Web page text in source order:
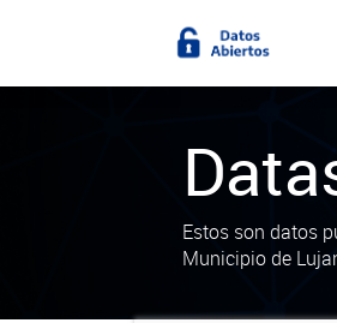
Estos son datos
Municipio de